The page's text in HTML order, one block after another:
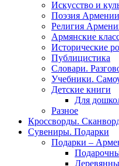
Иcкусство и
Поэзия Армении
Религия
Армянские
Исторические
Публицистика
Словари.
Учебники.
Детские книги
Для
Разное
Кроссворды.
Сувениры. Подарки
Подарки –